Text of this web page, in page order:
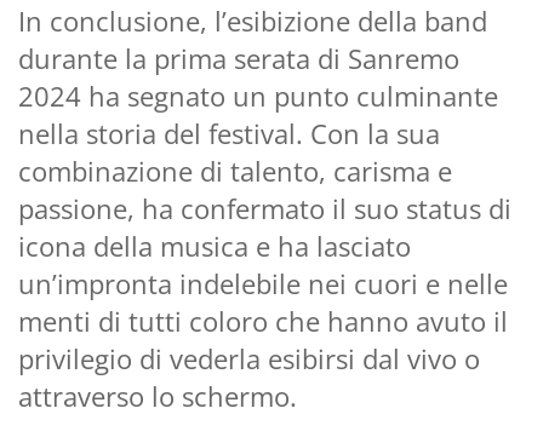
In conclusione, l’esibizione della band
durante la prima serata di Sanremo
2024 ha segnato un punto culminante
nella storia del festival. Con la sua
combinazione di talento, carisma e
passione, ha confermato il suo status di
icona della musica e ha lasciato
un’impronta indelebile nei cuori e nelle
menti di tutti coloro che hanno avuto il
privilegio di vederla esibirsi dal vivo o
attraverso lo schermo.